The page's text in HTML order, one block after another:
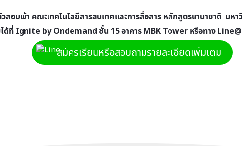
สอบเข้า คณะเทคโนโลยีสารสนเทศและการสื่อสาร หลักสูตรนานาชาติ มหา
ได้ที่ Ignite by Ondemand ชั้น 15 อาคาร MBK Tower หรือทาง
สมัครเรียนหรือสอบถามรายละเอียดเพิ่มเติม